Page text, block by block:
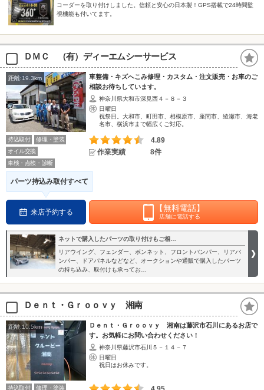
コーダーを取り付けしました。信頼と安心の日本製！GPS搭載で24時間監
視機能も付いてます。
ＤＭＣ （有）ディーエムシーサービス
距離:19.3km
車整備・キズへこみ修理・カスタム・注文販売・お車のご
相談お待ちしています。
神奈川県大和市深見西４－８－３
日曜日
祝祭日。大和市、町田市、相模原市、座間市、綾瀬市、海老
名市、横浜市まで幅広くご対応。
持込取付
修理・塗装
オイル交換
車検・点検・診断
4.89
作業実績
8件
パーツ持込み取付すべて
来店予約する 【無料電話】
店舗に電話する
ネットで購入したパーツの取り付けもご相…
リアウイング、フェンダー、ボンネット、フロントバンパー、リアバ
ンパー、ドアパネルなどなど、オークションや通販で購入したパーツ
の持ち込み、取付けも承ってお…
Ｄｅｎｔ・Ｇｒｏｏｖｙ 湘南
距離:10.5km
Ｄｅｎｔ・Ｇｒｏｏｖｙ 湘南は藤沢市石川にあるお店で
す。お気軽にお問い合わせください！
神奈川県藤沢市石川５－１４－７
日曜日
祝日はお休みです。
持込取付 修理・塗装